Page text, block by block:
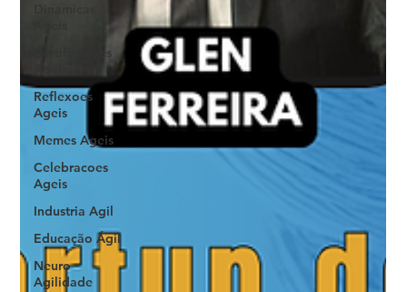
Certificacoes
Reflexoes
Ageis
Memes Ageis
Celebracoes
Ageis
Industria Agil
Educação Ágil
Neuro
Agilidade